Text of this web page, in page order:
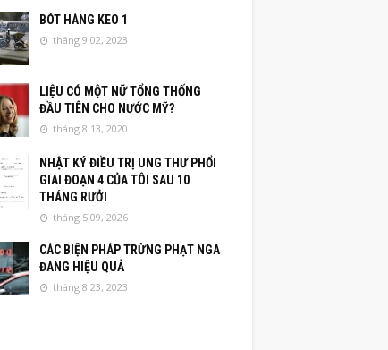
BÓT HÀNG KEO 1
tháng 9 02, 2023
LIỆU CÓ MỘT NỮ TỔNG THỐNG
ĐẦU TIÊN CHO NƯỚC MỸ?
tháng 8 13, 2020
NHẬT KÝ ĐIỀU TRỊ UNG THƯ PHỔI
GIAI ĐOẠN 4 CỦA TÔI SAU 10
THÁNG RƯỞI
tháng 5 09, 2026
CÁC BIỆN PHÁP TRỪNG PHẠT NGA
ĐANG HIỆU QUẢ
tháng 8 23, 2023